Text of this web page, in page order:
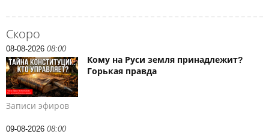
Скоро
08-08-2026 08:00
Кому на Руси земля принадлежит?
Горькая правда
Записи эфиров
09-08-2026 08:00